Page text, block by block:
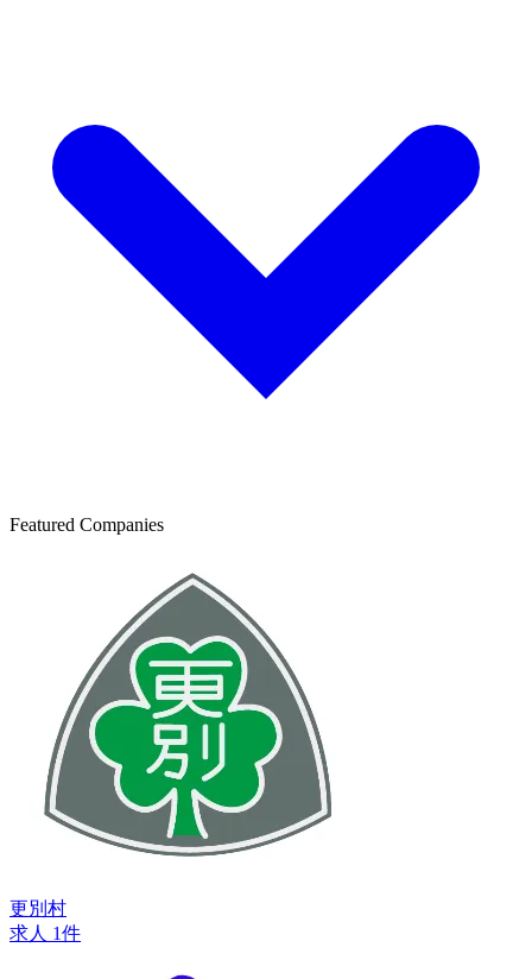
Featured Companies
更別村
求人 1件